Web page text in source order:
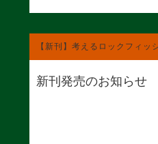
【新刊】考えるロックフィッ
新刊発売のお知らせ